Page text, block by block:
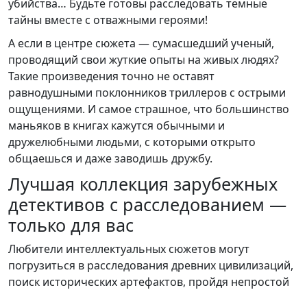
убийства… Будьте готовы расследовать темные
тайны вместе с отважными героями!
А если в центре сюжета — сумасшедший ученый,
проводящий свои жуткие опыты на живых людях?
Такие произведения точно не оставят
равнодушными поклонников триллеров с острыми
ощущениями. И самое страшное, что большинство
маньяков в книгах кажутся обычными и
дружелюбными людьми, с которыми открыто
общаешься и даже заводишь дружбу.
Лучшая коллекция зарубежных
детективов с расследованием —
только для вас
Любители интеллектуальных сюжетов могут
погрузиться в расследования древних цивилизаций,
поиск исторических артефактов, пройдя непростой